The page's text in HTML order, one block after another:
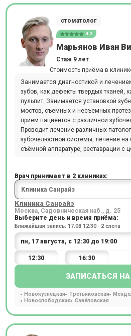
стоматолог
4.2
Марьянов Иван
Стаж 9 лет
Стоимость приёма в
Занимается диагностикой и
зубов, как дефекты твердых тканей,
пульпит. Занимается установкой
мостов, съемных и несъемных
прием пациентов с различной
Проводит лечение различных
зубочелюстной системы, лечение на
съёмной аппаратуре, реставрации с
Врач принимает в 2 клиниках:
Клиника Санрайз
Москва, Садовническая наб., д. 25
Выберите день и время приёма:
Ближайшая запись: 17.08 12:30 · 2 слота
12:30 16:30
ЗАПИСАТЬСЯ
Новокузнецкая Третьяковская
Новослободская
Савёловская